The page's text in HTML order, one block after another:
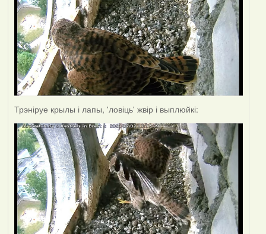
Трэніруе крылы і лапы, 'ловіць' жвір і выплюйкі: